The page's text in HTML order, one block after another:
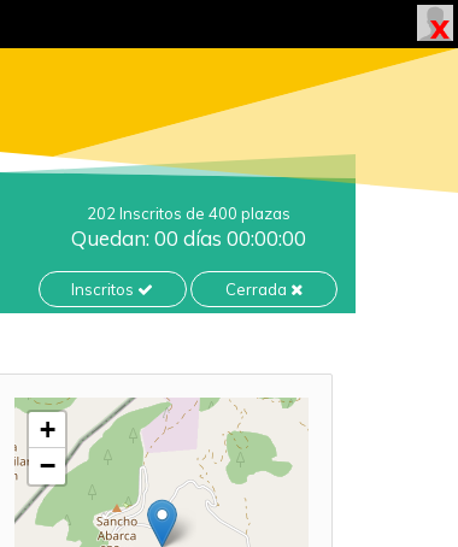
202 Inscritos de 400 plazas
Quedan: 00 días 00:00:00
Inscritos Cerrada
+
−